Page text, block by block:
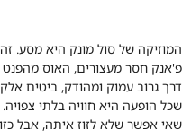
המוזיקה של סול מונק היא מסע. זה
פ'אנק חסר מעצורים, האוס מהפנט
דרך גרוב עמוק ומהודק, ביטים
שכל הופעה היא חוויה בלתי
שאי אפשר שלא לזוז איתה, אבל